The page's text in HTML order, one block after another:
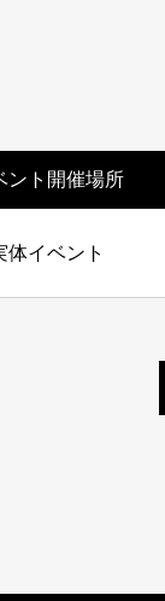
ント開催場所
体イベント